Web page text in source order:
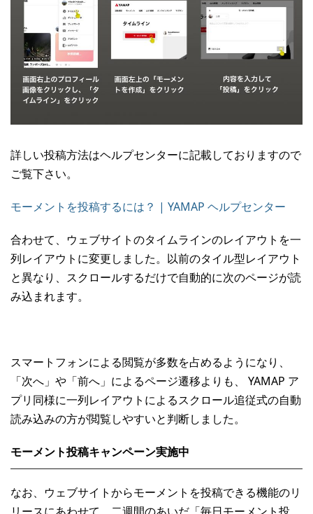
詳しい投稿方法はヘルプセンターに記載しておりますので
ご覧下さい。
モーメントを投稿するには？ | YAMAP ヘルプセンター
合わせて、ウェブサイトのタイムラインのレイアウトを一
列レイアウトに変更しました。以前のタイル型レイアウト
と異なり、スクロールするだけで自動的に次のページが読
み込まれます。
スマートフォンによる閲覧が多数を占めるようになり、
「次へ」や「前へ」によるページ遷移よりも、 YAMAP ア
プリ同様に一列レイアウトによるスクロール追従式の自動
読み込みの方が閲覧しやすいと判断しました。
モーメント投稿キャンペーン実施中
なお、ウェブサイトからモーメントを投稿できる機能のリ
リースにあわせて、二週間のあいだ「毎日モーメント投